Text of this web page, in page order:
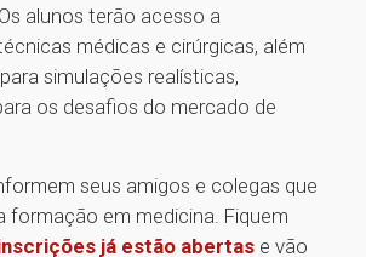
alunos terão acesso a
médicas e cirúrgicas, além
simulações realísticas,
os desafios do mercado de
seus amigos e colegas que
formação em medicina. Fiquem
já estão abertas e vão